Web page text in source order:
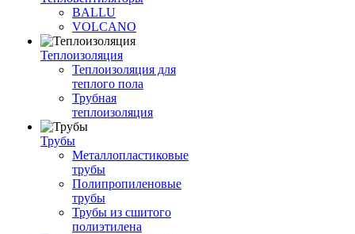
BALLU
VOLCANO
Теплоизоляция
Теплоизоляция для
теплого пола
Трубная
теплоизоляция
Трубы
Металлопластиковые
трубы
Полипропиленовые
трубы
Трубы из сшитого
полиэтилена